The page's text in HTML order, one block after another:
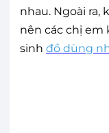
nhau. Ngoài ra,
nên các chị em
sinh đồ dùng